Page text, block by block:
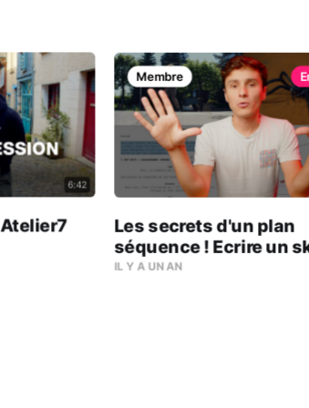
6:42
Membre
Les secrets d'un plan
séquence ! Ecrire un
Filmer un sketch ! (août
IL Y A UN AN